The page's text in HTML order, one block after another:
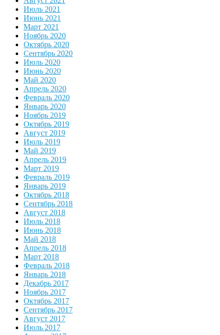
Июль 2021
Июнь 2021
Март 2021
Ноябрь 2020
Октябрь 2020
Сентябрь 2020
Июль 2020
Июнь 2020
Май 2020
Апрель 2020
Февраль 2020
Январь 2020
Ноябрь 2019
Октябрь 2019
Август 2019
Июль 2019
Май 2019
Апрель 2019
Март 2019
Февраль 2019
Январь 2019
Октябрь 2018
Сентябрь 2018
Август 2018
Июль 2018
Июнь 2018
Май 2018
Апрель 2018
Март 2018
Февраль 2018
Январь 2018
Декабрь 2017
Ноябрь 2017
Октябрь 2017
Сентябрь 2017
Август 2017
Июль 2017